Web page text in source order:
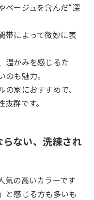
ベージュを含んだ“深
帯によって微妙に表
温かみを感じるた
も魅力。
家におすすめで、
群です。
ない、洗練され
気の高いカラーです
と感じる方も多いも